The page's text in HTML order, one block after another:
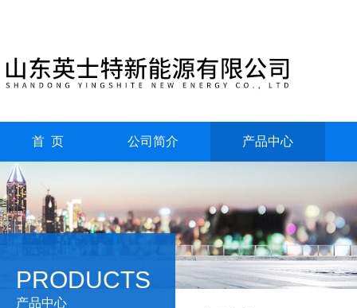
首 页 公司简介 产品中心
PRODUCTS
产品中心